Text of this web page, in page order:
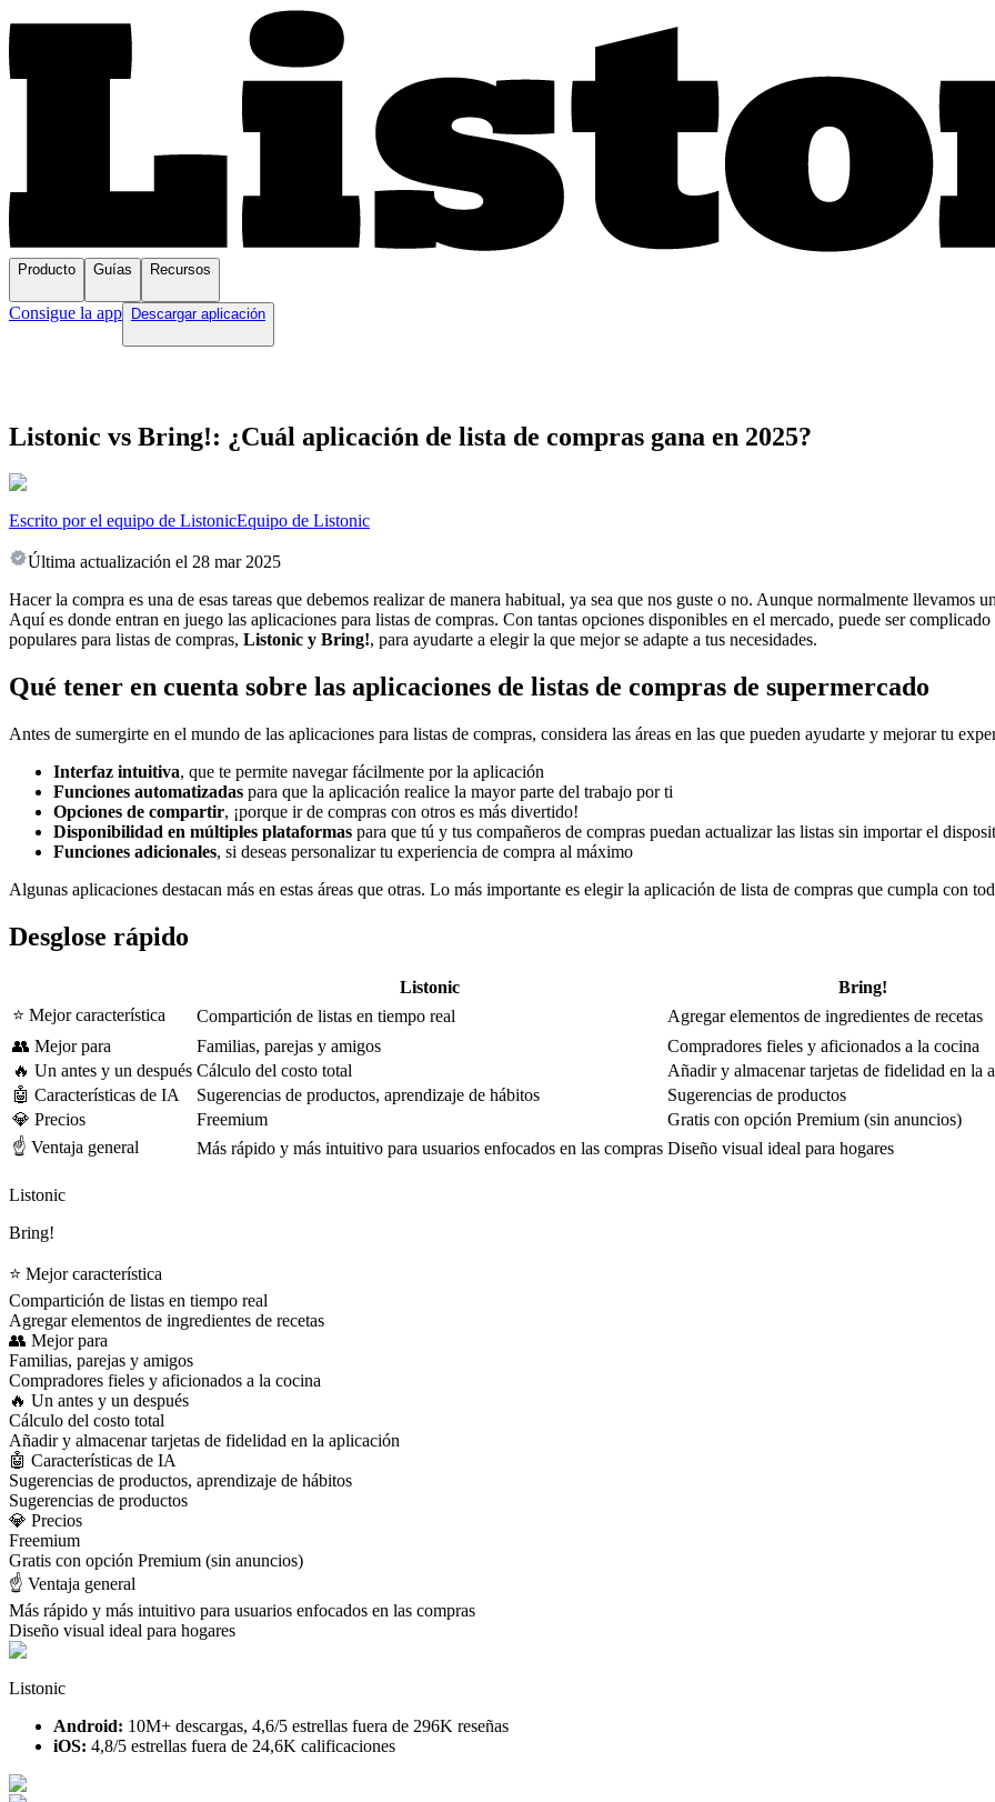
Producto Guías Recursos
Consigue la app Descargar aplicación
Listonic vs Bring!: ¿Cuál aplicación de lista de compras gana en 2025?
Escrito por el equipo de ListonicEquipo de Listonic
Última actualización el 28 mar 2025
Hacer la compra es una de esas tareas que debemos realizar de manera habitual, ya sea que nos guste o no. Aunque normalmente llevamos
Aquí es donde entran en juego las aplicaciones para listas de compras. Con tantas opciones disponibles en el mercado, puede ser
populares para listas de compras, Listonic y Bring!, para ayudarte a elegir la que mejor se adapte a tus necesidades.
Qué tener en cuenta sobre las aplicaciones de listas de compras de supermercado
Antes de sumergirte en el mundo de las aplicaciones para listas de compras, considera las áreas en las que pueden ayudarte y mejorar tu
Interfaz intuitiva, que te permite navegar fácilmente por la aplicación
Funciones automatizadas para que la aplicación realice la mayor parte del trabajo por ti
Opciones de compartir, ¡porque ir de compras con otros es más divertido!
Disponibilidad en múltiples plataformas para que tú y tus compañeros de compras puedan actualizar las listas sin importar el
Funciones adicionales, si deseas personalizar tu experiencia de compra al máximo
Algunas aplicaciones destacan más en estas áreas que otras. Lo más importante es elegir la aplicación de lista de compras que cumpla con
Desglose rápido
Listonic
Bring!
⭐ Mejor característica
Compartición de listas en tiempo real
Agregar elementos de ingredientes de recetas
👥 Mejor para
Familias, parejas y amigos
Compradores fieles y aficionados a la cocina
🔥 Un antes y un después Cálculo del costo total
Añadir y almacenar tarjetas de fidelidad en la
🤖 Características de IA
Sugerencias de productos, aprendizaje de hábitos
Sugerencias de productos
💎 Precios
Freemium
Gratis con opción Premium (sin anuncios)
☝️ Ventaja general
Más rápido y más intuitivo para usuarios enfocados en las compras Diseño visual ideal para hogares
Listonic
Bring!
⭐ Mejor característica
Compartición de listas en tiempo real
Agregar elementos de ingredientes de recetas
👥 Mejor para
Familias, parejas y amigos
Compradores fieles y aficionados a la cocina
🔥 Un antes y un después
Cálculo del costo total
Añadir y almacenar tarjetas de fidelidad en la aplicación
🤖 Características de IA
Sugerencias de productos, aprendizaje de hábitos
Sugerencias de productos
💎 Precios
Freemium
Gratis con opción Premium (sin anuncios)
☝️ Ventaja general
Más rápido y más intuitivo para usuarios enfocados en las compras
Diseño visual ideal para hogares
Listonic
Android: 10M+ descargas, 4,6/5 estrellas fuera de 296K reseñas
iOS: 4,8/5 estrellas fuera de 24,6K calificaciones